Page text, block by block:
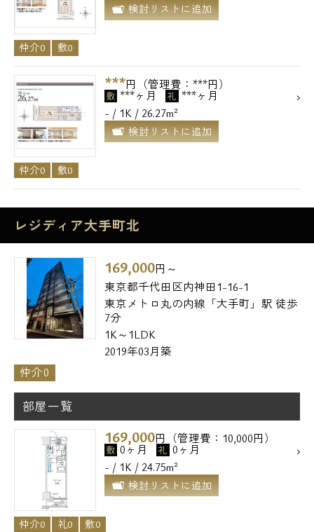
検討リストに追加
仲介0 敷0
***円（管理費：***円）
敷 ***ヶ月 礼 ***ヶ月
- / 1K / 26.27m²
検討リストに追加
仲介0 敷0
レジディア大手町北
169,000円～
東京都千代田区内神田1-16-1
東京メトロ丸の内線「大手町」駅 徒歩
7分
1K～1LDK
2019年03月築
仲介0
部屋一覧
169,000円（管理費：10,000円）
敷 0ヶ月 礼 0ヶ月
- / 1K / 24.75m²
検討リストに追加
仲介0 礼0 敷0